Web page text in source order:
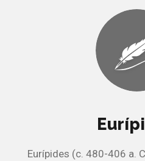
Eurípides (c. 480-406 a.